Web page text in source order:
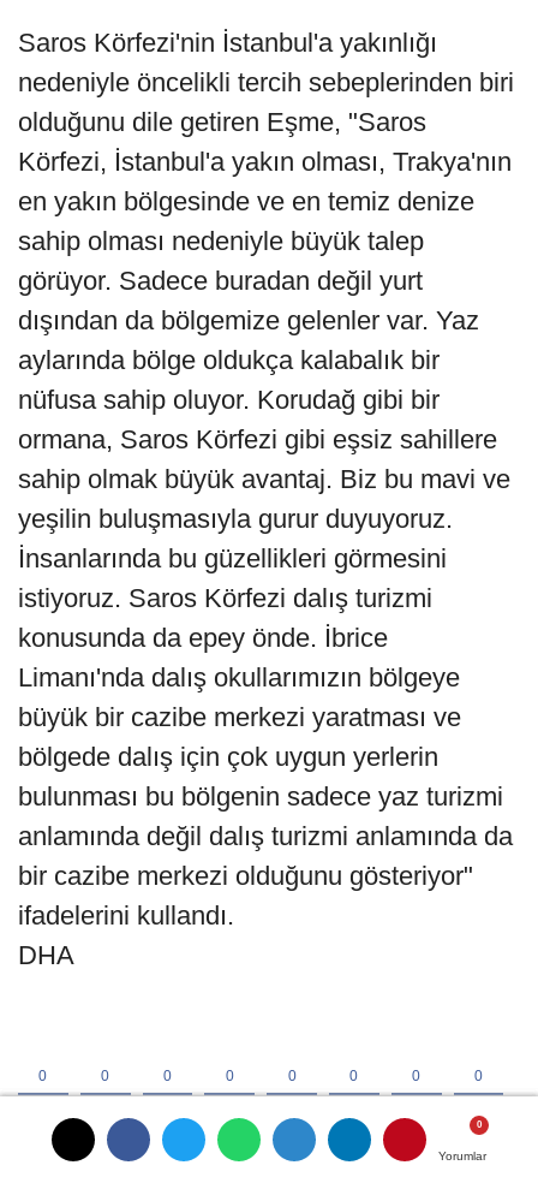
Yorumlar
Yorumlar
Yorumlar
Saros Körfezi'nin İstanbul'a yakınlığı
nedeniyle öncelikli tercih sebeplerinden biri
olduğunu dile getiren Eşme, "Saros
Körfezi, İstanbul'a yakın olması, Trakya'nın
en yakın bölgesinde ve en temiz denize
sahip olması nedeniyle büyük talep
görüyor. Sadece buradan değil yurt
dışından da bölgemize gelenler var. Yaz
aylarında bölge oldukça kalabalık bir
nüfusa sahip oluyor. Korudağ gibi bir
ormana, Saros Körfezi gibi eşsiz sahillere
sahip olmak büyük avantaj. Biz bu mavi ve
yeşilin buluşmasıyla gurur duyuyoruz.
İnsanlarında bu güzellikleri görmesini
istiyoruz. Saros Körfezi dalış turizmi
konusunda da epey önde. İbrice
Limanı'nda dalış okullarımızın bölgeye
büyük bir cazibe merkezi yaratması ve
bölgede dalış için çok uygun yerlerin
bulunması bu bölgenin sadece yaz turizmi
anlamında değil dalış turizmi anlamında da
bir cazibe merkezi olduğunu gösteriyor"
ifadelerini kullandı.
DHA